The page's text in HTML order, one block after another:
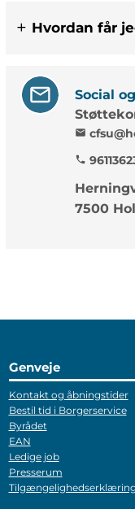
Hvordan får
Social
mail
phone
7500
Genveje
Kontakt og åbningstider
Bestil tid i Borgerservice
Byrådet
EAN
Ledige job
Presserum
Tilgængelighedserklæring